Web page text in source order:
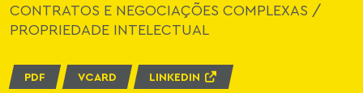
CONTRATOS E NEGOCIAÇÕES COMPLEXAS /
PROPRIEDADE INTELECTUAL
PDF VCARD LINKEDIN